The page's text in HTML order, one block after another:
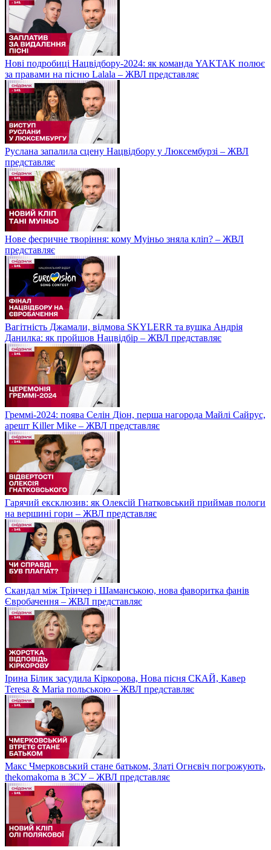
Нові подробиці Нацвідбору-2024: як команда YAKTAK полює
за правами на пісню Lalala – ЖВЛ представляє
Руслана запалила сцену Нацвідбору у Люксембурзі – ЖВЛ
представляє
Нове феєричне творіння: кому Муіньо зняла кліп? – ЖВЛ
представляє
Вагітність Джамали, відмова SKYLERR та вушка Андрія
Данилка: як пройшов Нацвідбір – ЖВЛ представляє
Греммі-2024: поява Селін Діон, перша нагорода Майлі Сайрус,
арешт Killer Mike – ЖВЛ представляє
Гарячий ексклюзив: як Олексій Гнатковський приймав пологи
на вершині гори – ЖВЛ представляє
Скандал між Трінчер і Шаманською, нова фаворитка фанів
Євробачення – ЖВЛ представляє
Ірина Білик засудила Кіркорова, Нова пісня СКАЙ, Кавер
Teresa & Maria польською – ЖВЛ представляє
Макс Чмерковський стане батьком, Златі Огнєвіч погрожують,
thekomakoma в ЗСУ – ЖВЛ представляє